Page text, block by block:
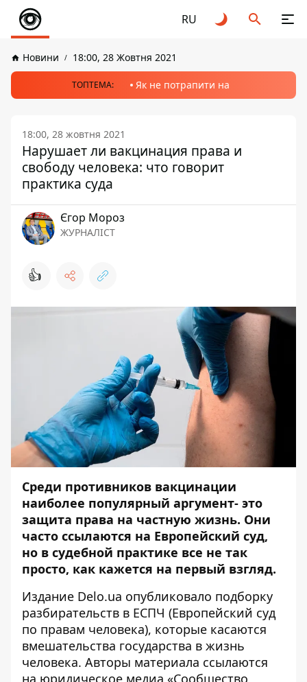
RU
Новини 18:00, 28 Жовтня 2021
ТОПТЕМА: Як не потрапити на
18:00, 28 жовтня 2021
Нарушает ли вакцинация права и
свободу человека: что говорит
практика суда
Єгор Мороз
ЖУРНАЛІСТ
👍
Среди противников вакцинации
наиболее популярный аргумент- это
защита права на частную жизнь. Они
часто ссылаются на Европейский суд,
но в судебной практике все не так
просто, как кажется на первый взгляд.
Издание Delo.ua опубликовало подборку
разбирательств в ЕСПЧ (Европейский суд
по правам человека), которые касаются
вмешательства государства в жизнь
человека. Авторы материала ссылаются
на юридическое медиа «Сообщество